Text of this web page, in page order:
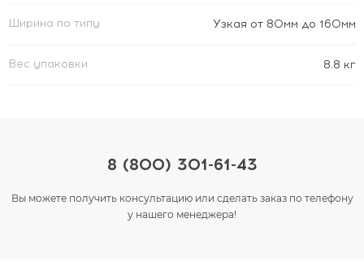
Ширина по типу Узкая от 80мм до 160мм
Вес упаковки 8.8 кг
8 (800) 301-61-43
Вы можете получить консультацию или сделать заказ по телефону
у нашего менеджера!